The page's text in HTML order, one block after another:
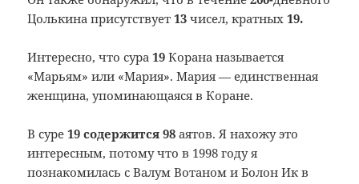
Цолькина присутствует13 чисел, кратных19.
Интересно, что сура19 Корана называется
«Марьям» или «Мария». Мария — единственная
женщина, упоминающаяся в Коране.
В суре19содержится 98 аятов. Я нахожу это
интересным, потому что в 1998 году я
познакомилась с Валум Вотаном и Болон Ик в